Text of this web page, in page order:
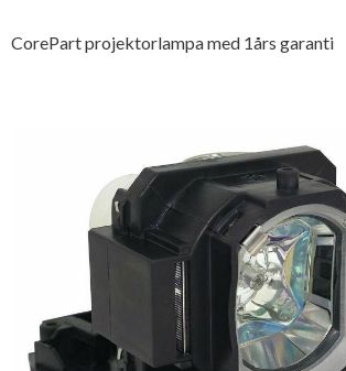
CorePart projektorlampa med 1års garanti